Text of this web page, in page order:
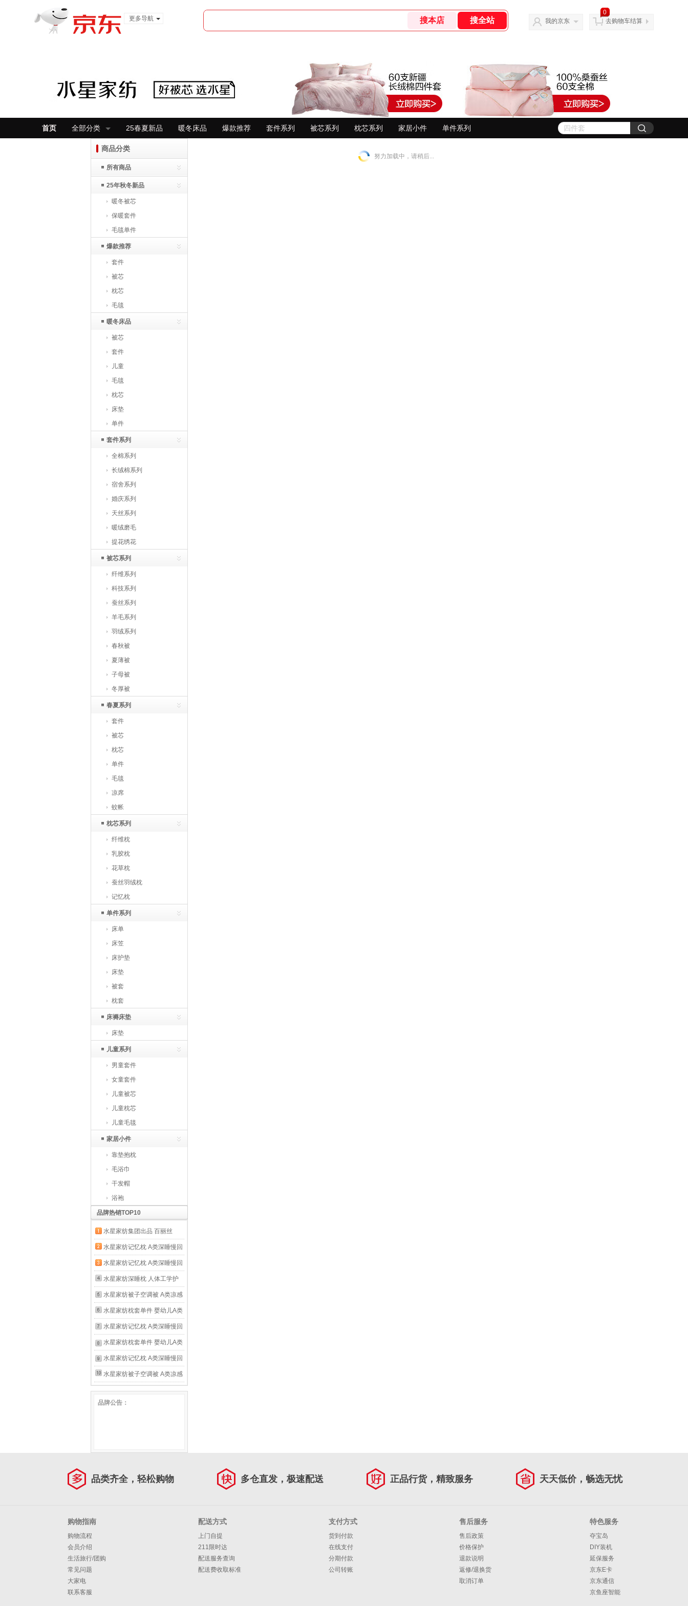
更多导航
我的京东
0
去购物车结算
首页 全部分类 25春夏新品 暖冬床品 爆款推荐 套件系列 被芯系列 枕芯系列 家居小件 单件系列
商品分类
所有商品
25年秋冬新品
暖冬被芯
保暖套件
毛毯单件
爆款推荐
套件
被芯
枕芯
毛毯
暖冬床品
被芯
套件
儿童
毛毯
枕芯
床垫
单件
套件系列
全棉系列
长绒棉系列
宿舍系列
婚庆系列
天丝系列
暖绒磨毛
提花绣花
被芯系列
纤维系列
科技系列
蚕丝系列
羊毛系列
羽绒系列
春秋被
夏薄被
子母被
冬厚被
春夏系列
套件
被芯
枕芯
单件
毛毯
凉席
蚊帐
枕芯系列
纤维枕
乳胶枕
花草枕
蚕丝羽绒枕
记忆枕
单件系列
床单
床笠
床护垫
床垫
被套
枕套
床褥床垫
床垫
儿童系列
男童套件
女童套件
儿童被芯
儿童枕芯
儿童毛毯
家居小件
靠垫抱枕
毛浴巾
干发帽
浴袍
品牌热销TOP10
水星家纺集团出品 百丽丝
93%乳胶颈椎枕头 泰国进口
乳胶原液枕芯 天然乳胶抗菌
防螨枕 单只
水星家纺记忆枕 A类深睡慢回
弹记忆枕芯 护颈深度睡眠颈
椎枕头礼物礼盒装 深睡云感
枕(适中款/高10cm) A类 单只
42cm×70cm
水星家纺记忆枕 A类深睡慢回
弹记忆枕芯 护颈深度睡眠颈
椎枕头礼物礼盒装 深睡云感
枕(低款/高8cm) A类 单只
42cm×70cm
水星家纺深睡枕 人体工学护
颈记忆枕芯 深度睡眠慢回弹
颈椎枕头礼物礼盒装 工学枕
4.0[3层榫卯结构+安全0胶]高
10cm 单只
水星家纺被子空调被 A类凉感
夏凉被 可水洗机洗速干降燥
雪糕被 宿舍薄被芯 凉感降燥
雪糕被5.0(冰芯凉感)蓝
200cm×230cm
水星家纺枕套单件 婴幼儿A类
亲肤全棉枕套 幼儿园宝宝儿
童宿舍纯棉枕套 [母婴A类全棉
儿童枕套]婴儿蓝 单只
35cm*50cm
水星家纺记忆枕 A类深睡慢回
弹记忆枕芯 护颈深度睡眠颈
椎枕头礼物礼盒装 深睡云感
枕(低薄款/高6cm) A类 单只
42cm×70cm
水星家纺枕套单件 婴幼儿A类
亲肤全棉枕套 幼儿园宝宝儿
童宿舍纯棉枕套 [母婴A类全棉
35cm*50cm
水星家纺记忆枕 A类深睡慢回
弹记忆枕芯 护颈深度睡眠颈
枕Pro(低款/升级双感)高8cm
水星家纺被子空调被 A类凉感
夏凉被 可水洗机洗速干降燥
雪糕被 宿舍薄被芯 凉感降燥
品牌公告：
努力加载中，请稍后...
品类齐全，轻松购物 多仓直发，极速配送 正品行货，精致服务 天天低价，畅选无忧
购物指南
购物流程
会员介绍
生活旅行/团购
常见问题
大家电
联系客服
配送方式
上门自提
211限时达
配送服务查询
配送费收取标准
支付方式
货到付款
在线支付
分期付款
公司转账
售后服务
售后政策
价格保护
退款说明
返修/退换货
取消订单
特色服务
夺宝岛
DIY装机
延保服务
京东E卡
京东通信
京鱼座智能